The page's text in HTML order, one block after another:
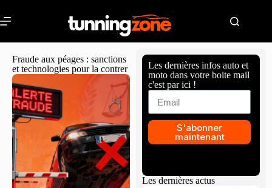
Fraude aux péages : sanctions
et technologies pour la contrer
Les dernières infos auto et
moto dans votre boite mail
c'est par ici !
S'abonner
maintenant
Les dernières actus